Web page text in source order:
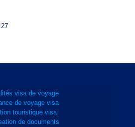
visa de voyage
de voyage visa
touristique visa
de documents